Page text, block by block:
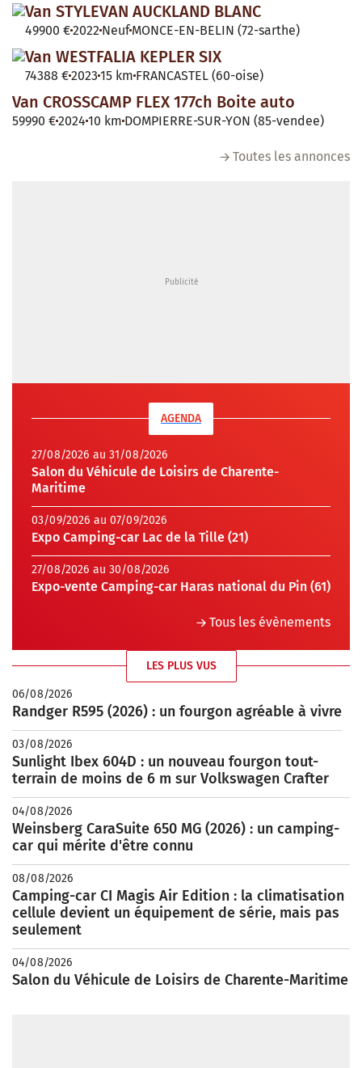
Van STYLEVAN AUCKLAND BLANC
49900 €2022 Neuf MONCE-EN-BELIN (72-sarthe)
Van WESTFALIA KEPLER SIX
74388 €2023 15 km FRANCASTEL (60-oise)
Van CROSSCAMP FLEX 177ch Boite auto
59990 €2024 10 km DOMPIERRE-SUR-YON (85-vendee)
Toutes les annonces
AGENDA
27/08/2026 au 31/08/2026
Salon du Véhicule de Loisirs de Charente-
Maritime
03/09/2026 au 07/09/2026
Expo Camping-car Lac de la Tille (21)
27/08/2026 au 30/08/2026
Expo-vente Camping-car Haras national du Pin (61)
Tous les évènements
LES PLUS VUS
06/08/2026
Randger R595 (2026) : un fourgon agréable à vivre
03/08/2026
Sunlight Ibex 604D : un nouveau fourgon tout-
terrain de moins de 6 m sur Volkswagen Crafter
04/08/2026
Weinsberg CaraSuite 650 MG (2026) : un camping-
car qui mérite d'être connu
08/08/2026
Camping-car CI Magis Air Edition : la climatisation
cellule devient un équipement de série, mais pas
seulement
04/08/2026
Salon du Véhicule de Loisirs de Charente-Maritime